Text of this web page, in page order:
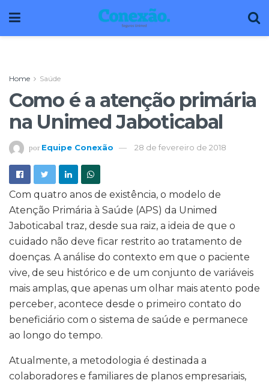
Home Saúde
Como é a atenção primária
na Unimed Jaboticabal
por Equipe Conexão 28 de fevereiro de 2018
Com quatro anos de existência, o modelo de
Atenção Primária à Saúde (APS) da Unimed
Jaboticabal traz, desde sua raiz, a ideia de que o
cuidado não deve ficar restrito ao tratamento de
doenças. A análise do contexto em que o paciente
vive, de seu histórico e de um conjunto de variáveis
mais amplas, que apenas um olhar mais atento pode
perceber, acontece desde o primeiro contato do
beneficiário com o sistema de saúde e permanece
ao longo do tempo.
Atualmente, a metodologia é destinada a
colaboradores e familiares de planos empresariais,